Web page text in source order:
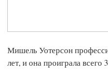
Мишель Уотерсон
лет, и она проиграла всего